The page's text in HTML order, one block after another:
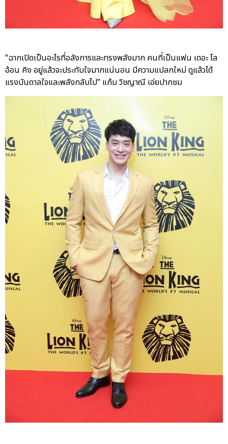
“ฉากเปิดเป็นอะไรที่อลังการและทรงพลังมาก คนที่เป็นแฟน เดอะ ไล
อ้อน คิง อยู่แล้วจะประทับใจมากแน่นอน มีความแปลกใหม่ ดูแล้วได้
แรงบันดาลใจและพลังกลับไป” แก้ม วิชญาณี เอ่ยปากชม